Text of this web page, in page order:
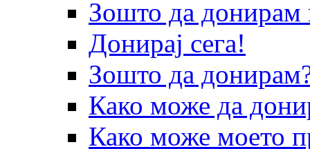
Зошто да
Донирај сега!
Зошто да
Како може да
Како може моето